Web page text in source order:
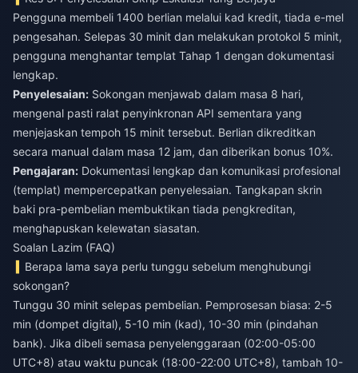
Pengguna membeli 1400 berlian melalui kad kredit, tiada e-mel
pengesahan. Selepas 30 minit dan melakukan protokol 5 minit,
pengguna menghantar templat Tahap 1 dengan dokumentasi
lengkap.
Penyelesaian: Sokongan menjawab dalam masa 8 hari,
mengenal pasti ralat penyinkronan API sementara yang
menjejaskan tempoh 15 minit tersebut. Berlian dikreditkan
secara manual dalam masa 12 jam, dan diberikan bonus 10%.
Pengajaran: Dokumentasi lengkap dan komunikasi profesional
(templat) mempercepatkan penyelesaian. Tangkapan skrin
baki pra-pembelian membuktikan tiada pengkreditan,
menghapuskan kelewatan siasatan.
Soalan Lazim (FAQ)
Berapa lama saya perlu tunggu sebelum menghubungi
sokongan?
Tunggu 30 minit selepas pembelian. Pemprosesan biasa: 2-5
min (dompet digital), 5-10 min (kad), 10-30 min (pindahan
bank). Jika dibeli semasa penyelenggaraan (02:00-05:00
UTC+8) atau waktu puncak (18:00-22:00 UTC+8), tambah 10-